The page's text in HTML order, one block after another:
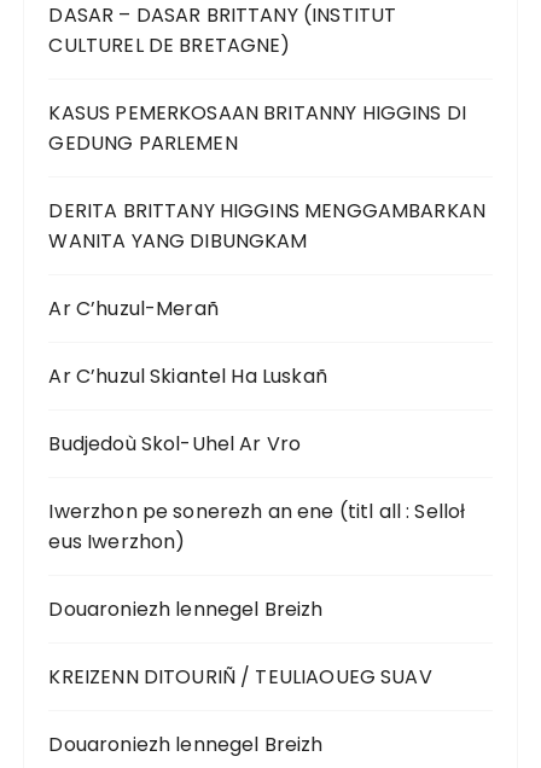
DASAR – DASAR BRITTANY (INSTITUT
CULTUREL DE BRETAGNE)
KASUS PEMERKOSAAN BRITANNY HIGGINS DI
GEDUNG PARLEMEN
DERITA BRITTANY HIGGINS MENGGAMBARKAN
WANITA YANG DIBUNGKAM
Ar C’huzul-Merañ
Ar C’huzul Skiantel Ha Luskañ
Budjedoù Skol-Uhel Ar Vro
Iwerzhon pe sonerezh an ene (titl all : Selloł
eus Iwerzhon)
Douaroniezh lennegel Breizh
KREIZENN DITOURIÑ / TEULIAOUEG SUAV
Douaroniezh lennegel Breizh